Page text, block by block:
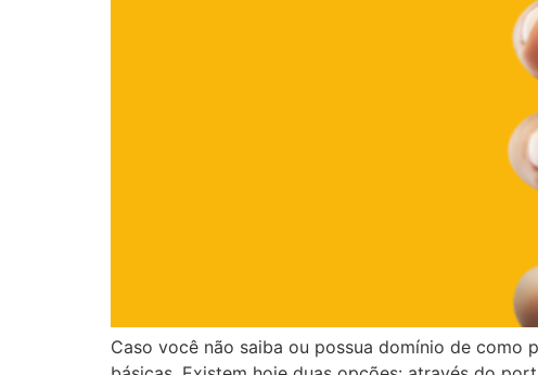
Caso você não saiba ou possua domínio de